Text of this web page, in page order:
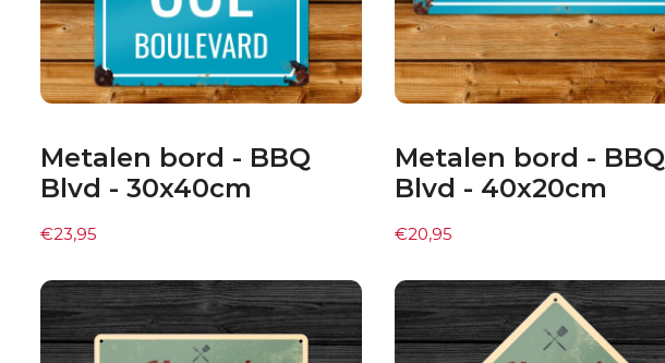
Metalen bord - BBQ
Blvd - 30x40cm
€23,95
Metalen bord - BBQ
Blvd - 40x20cm
€20,95